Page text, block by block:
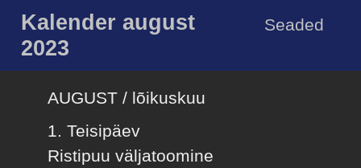
Kalender august
2023
Seaded
AUGUST / lõikuskuu
1. Teisipäev
Ristipuu väljatoomine